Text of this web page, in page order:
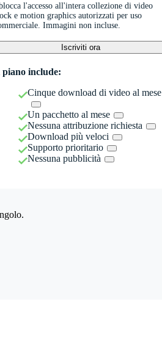
l'accesso all'intera collezione di video
e motion graphics autorizzati per uso
Immagini non incluse.
Iscriviti ora
include:
Cinque download di video al mese
Un pacchetto al mese
Nessuna attribuzione richiesta
Download più veloci
Supporto prioritario
Nessuna pubblicità